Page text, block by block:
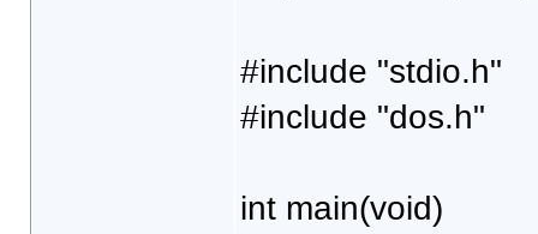
#include "stdio.h"
#include "dos.h"
int main(void)